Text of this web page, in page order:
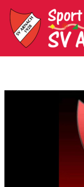
Zum
Inhalt
springen